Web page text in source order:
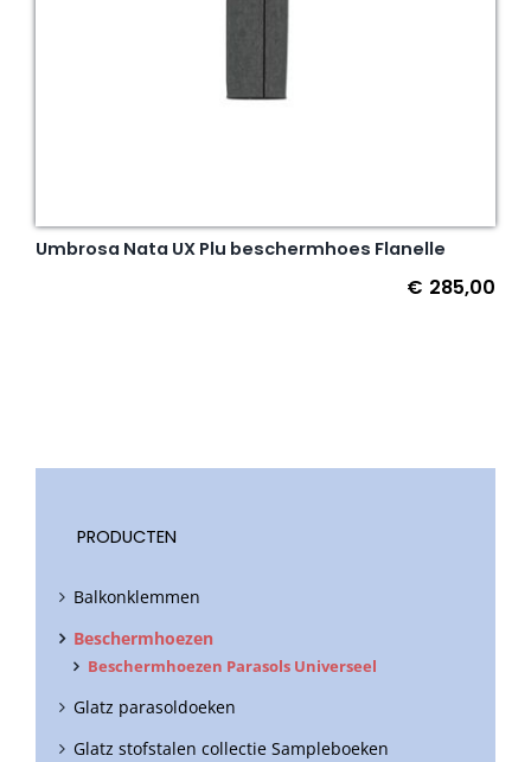
Umbrosa Nata UX Plu beschermhoes Flanelle
€ 285,00
PRODUCTEN
Balkonklemmen
Beschermhoezen
Beschermhoezen Parasols Universeel
Glatz parasoldoeken
Glatz stofstalen collectie Sampleboeken